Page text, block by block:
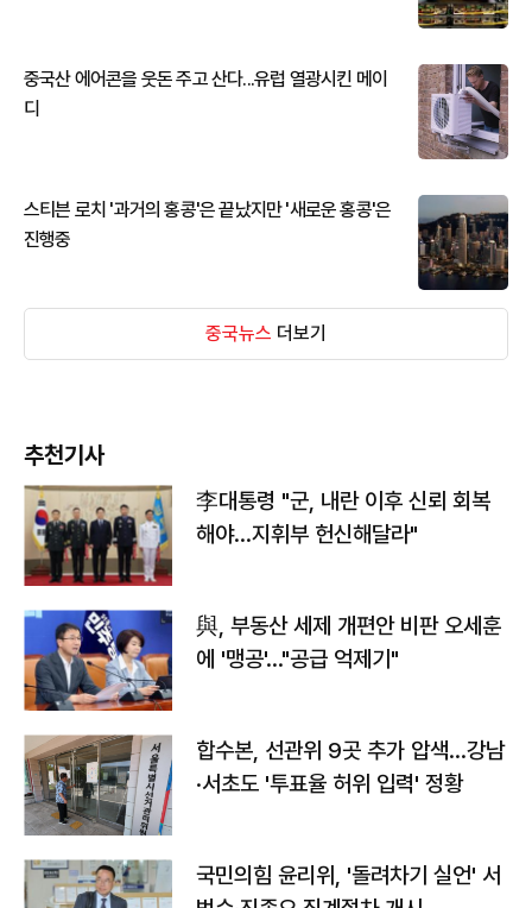
중국산 에어콘을 웃돈 주고 산다...유럽 열광시킨 메이
디
스티븐 로치 '과거의 홍콩'은 끝났지만 '새로운 홍콩'은
진행중
중국뉴스 더보기
추천기사
李대통령 "군, 내란 이후 신뢰 회복
해야…지휘부 헌신해달라"
與, 부동산 세제 개편안 비판 오세훈
에 '맹공'…"공급 억제기"
합수본, 선관위 9곳 추가 압색…강남
·서초도 '투표율 허위 입력' 정황
국민의힘 윤리위, '돌려차기 실언' 서